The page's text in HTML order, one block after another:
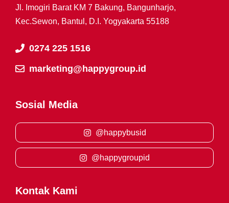
Jl. Imogiri Barat KM 7 Bakung, Bangunharjo,
Kec.Sewon, Bantul, D.I. Yogyakarta 55188
0274 225 1516
marketing@happygroup.id
Sosial Media
@happybusid
@happygroupid
Kontak Kami